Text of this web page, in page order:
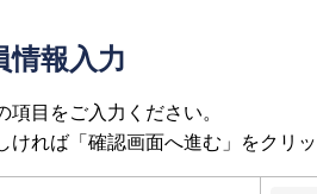
情報入力
項目をご入力ください。
ければ「確認画面へ進む」をクリッ